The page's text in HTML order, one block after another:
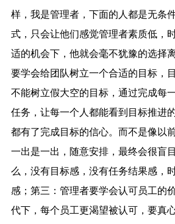
样，我是管理者，下面的人都是无条
式，只会让他们感觉管理者素质低，
适的机会下，他就会毫不犹豫的选择
要学会给团队树立一个合适的目标，
不能树立假大空的目标，通过完成每
任务，让每一个人都能看到目标推进
都有了完成目标的信心。而不是像以
一出是一出，随意安排，最终会很盲
么，没有目标感，没有任务结果感，
感；第三：管理者要学会认可员工的
代下，每个员工更渴望被认可，要真